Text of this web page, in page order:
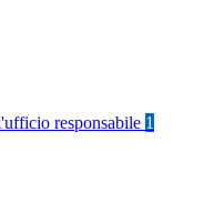
responsabile 1